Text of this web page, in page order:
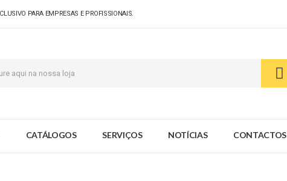
PARA EMPRESAS E PROFISSIONAIS.
CATÁLOGOS SERVIÇOS NOTÍCIAS CONTACTOS